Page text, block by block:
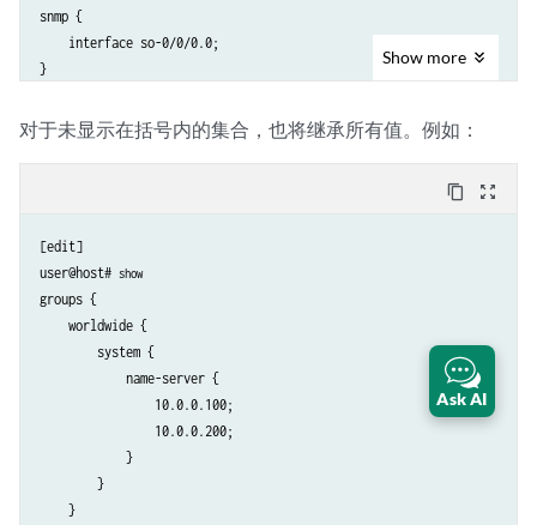
snmp {
    interface so-0/0/0.0;
}
user@host# show | display inheritance
    interface [ so-0/0/0.0 so-1/1/1.0 ];
Show more
对于未显示在括号内的集合，也将继承所有值。例如：
content_copy zoom_out_map
[edit]
user@host# show
groups {
    worldwide {
        system {
            name-server {
                10.0.0.100;
                10.0.0.200;
            }
        }
    }
Ask AI